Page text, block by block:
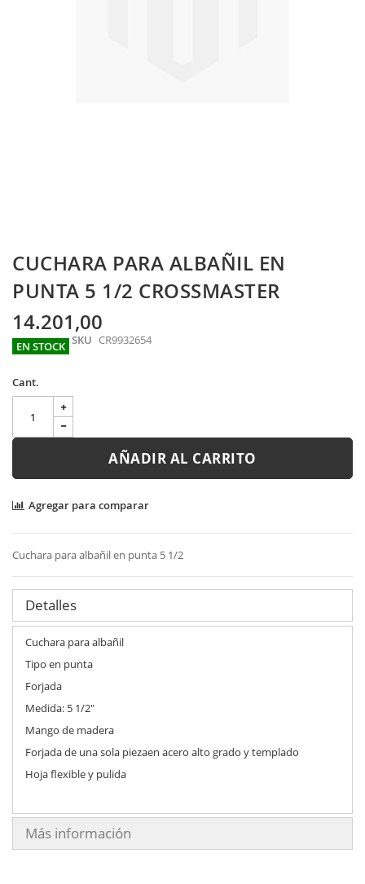
Skip
to
the
beginning
of
the
images
gallery
CUCHARA PARA ALBAÑIL EN
PUNTA 5 1/2 CROSSMASTER
14.201,00
EN STOCK SKU CR9932654
Cant.
AÑADIR AL CARRITO
Agregar para comparar
Cuchara para albañil en punta 5 1/2
Detalles
Cuchara para albañil
Tipo en punta
Forjada
Medida: 5 1/2"
Mango de madera
Forjada de una sola piezaen acero alto grado y templado
Hoja flexible y pulida
Más información